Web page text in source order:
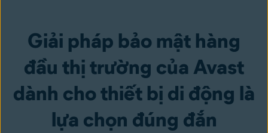
Giải pháp bảo mật hàng
đầu thị trường của Avast
dành cho thiết bị di động là
lựa chọn đúng đắn